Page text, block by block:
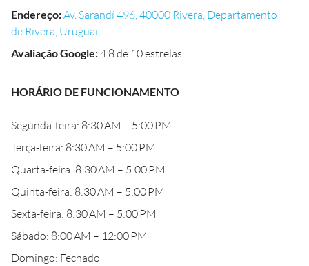
Endereço:Av. Sarandí 496, 40000 Rivera, Departamento
de Rivera, Uruguai
Avaliação Google:4.8 de 10 estrelas
HORÁRIO DE FUNCIONAMENTO
Segunda-feira: 8:30 AM – 5:00 PM
Terça-feira: 8:30 AM – 5:00 PM
Quarta-feira: 8:30 AM – 5:00 PM
Quinta-feira: 8:30 AM – 5:00 PM
Sexta-feira: 8:30 AM – 5:00 PM
Sábado: 8:00 AM – 12:00 PM
Domingo: Fechado